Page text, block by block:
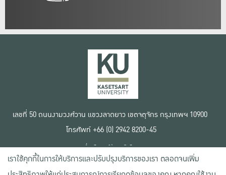
เลขที่ 50 ถนนงามวงศ์วาน แขวงลาดยาว เขตจตุจักร กรุงเทพฯ 10900
โทรศัพท์ +66 (0) 2942 8200-45
เงื่อนไขการใช้งานเว็บไซต์
ข้อตกลงด้านสิทธิ์ใช้งาน
นโยบายความเป็นส่วนตัว
เราใช้คุกกี้ในการให้บริการและปรับปรุงบริการของเรา ตลอดจนเพิ่ม